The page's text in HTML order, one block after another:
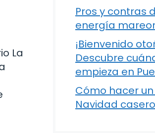
La
Pros y contras
energía
¡Bienvenido
Descubre
empieza en
Cómo hacer
Navidad casero